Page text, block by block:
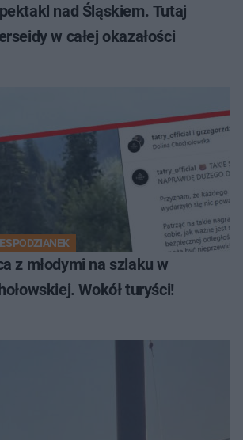
nad Śląskiem. Tutaj
w całej okazałości
z młodymi na szlaku w
Wokół turyści!